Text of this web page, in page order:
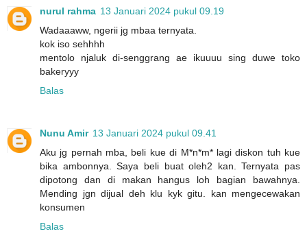
nurul rahma 13 Januari 2024 pukul 09.19
Wadaaaww, ngerii jg mbaa ternyata.
kok iso sehhhh
mentolo njaluk di-senggrang ae ikuuuu sing duwe toko
bakeryyy
Balas
Nunu Amir 13 Januari 2024 pukul 09.41
Aku jg pernah mba, beli kue di M*n*m* lagi diskon tuh kue
bika ambonnya. Saya beli buat oleh2 kan. Ternyata pas
dipotong dan di makan hangus loh bagian bawahnya.
Mending jgn dijual deh klu kyk gitu. kan mengecewakan
konsumen
Balas